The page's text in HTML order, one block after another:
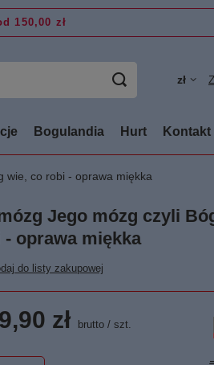
150,00 zł
zł
Bogulandia Hurt Kontakt
wie, co robi - oprawa miękka
Jego mózg czyli
- oprawa miękka
do listy zakupowej
zł brutto / szt.